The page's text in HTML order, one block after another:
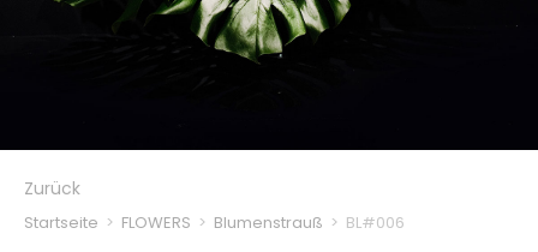
Zurück
Startseite > FLOWERS > Blumenstrauß > BL#006